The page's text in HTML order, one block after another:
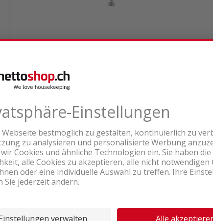
Lieferbar ab Logistikcenter